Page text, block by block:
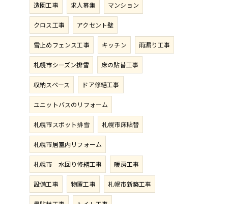
造園工事 求人募集 マンション
クロス工事 アクセント壁
雪止めフェンス工事 キッチン 雨漏り工事
札幌市シーズン排雪 床の貼替工事
収納スペース ドア修繕工事
ユニットバスのリフォーム
札幌市スポット排雪 札幌市床貼替
札幌市居室内リフォーム
札幌市 水回り修繕工事 暖房工事
設備工事 物置工事 札幌市新築工事